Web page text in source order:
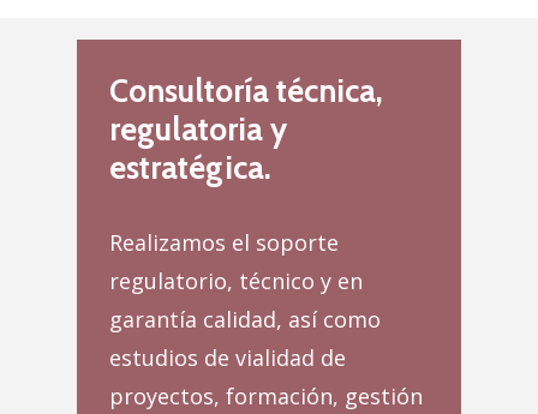
Consultoría técnica,
regulatoria y
estratégica.
Realizamos el soporte
regulatorio, técnico y en
garantía calidad, así como
estudios de vialidad de
proyectos, formación, gestión